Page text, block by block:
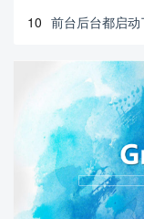
10 前台后台都启